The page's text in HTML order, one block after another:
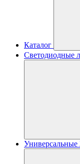
Каталог
Светодиодные